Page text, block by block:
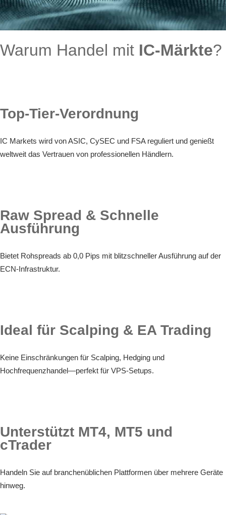
Warum Handel mit IC-Märkte?
Top-Tier-Verordnung
IC Markets wird von ASIC, CySEC und FSA reguliert und genießt
weltweit das Vertrauen von professionellen Händlern.
Raw Spread & Schnelle
Ausführung
Bietet Rohspreads ab 0,0 Pips mit blitzschneller Ausführung auf der
ECN-Infrastruktur.
Ideal für Scalping & EA Trading
Keine Einschränkungen für Scalping, Hedging und
Hochfrequenzhandel—perfekt für VPS-Setups.
Unterstützt MT4, MT5 und
cTrader
Handeln Sie auf branchenüblichen Plattformen über mehrere Geräte
hinweg.